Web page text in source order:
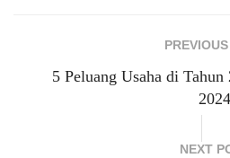
5 Peluang Usaha di
2024
NEXT